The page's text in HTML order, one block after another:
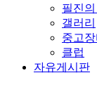
필진
갤러리
중고장
클럽
자유게시판